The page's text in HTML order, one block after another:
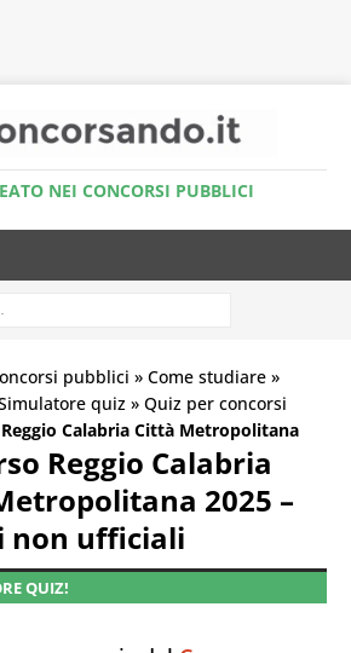
NEI CONCORSI PUBBLICI
pubblici » Come studiare »
quiz » Quiz per concorsi
Calabria Città Metropolitana
Reggio Calabria
2025 –
non ufficiali
QUIZ!